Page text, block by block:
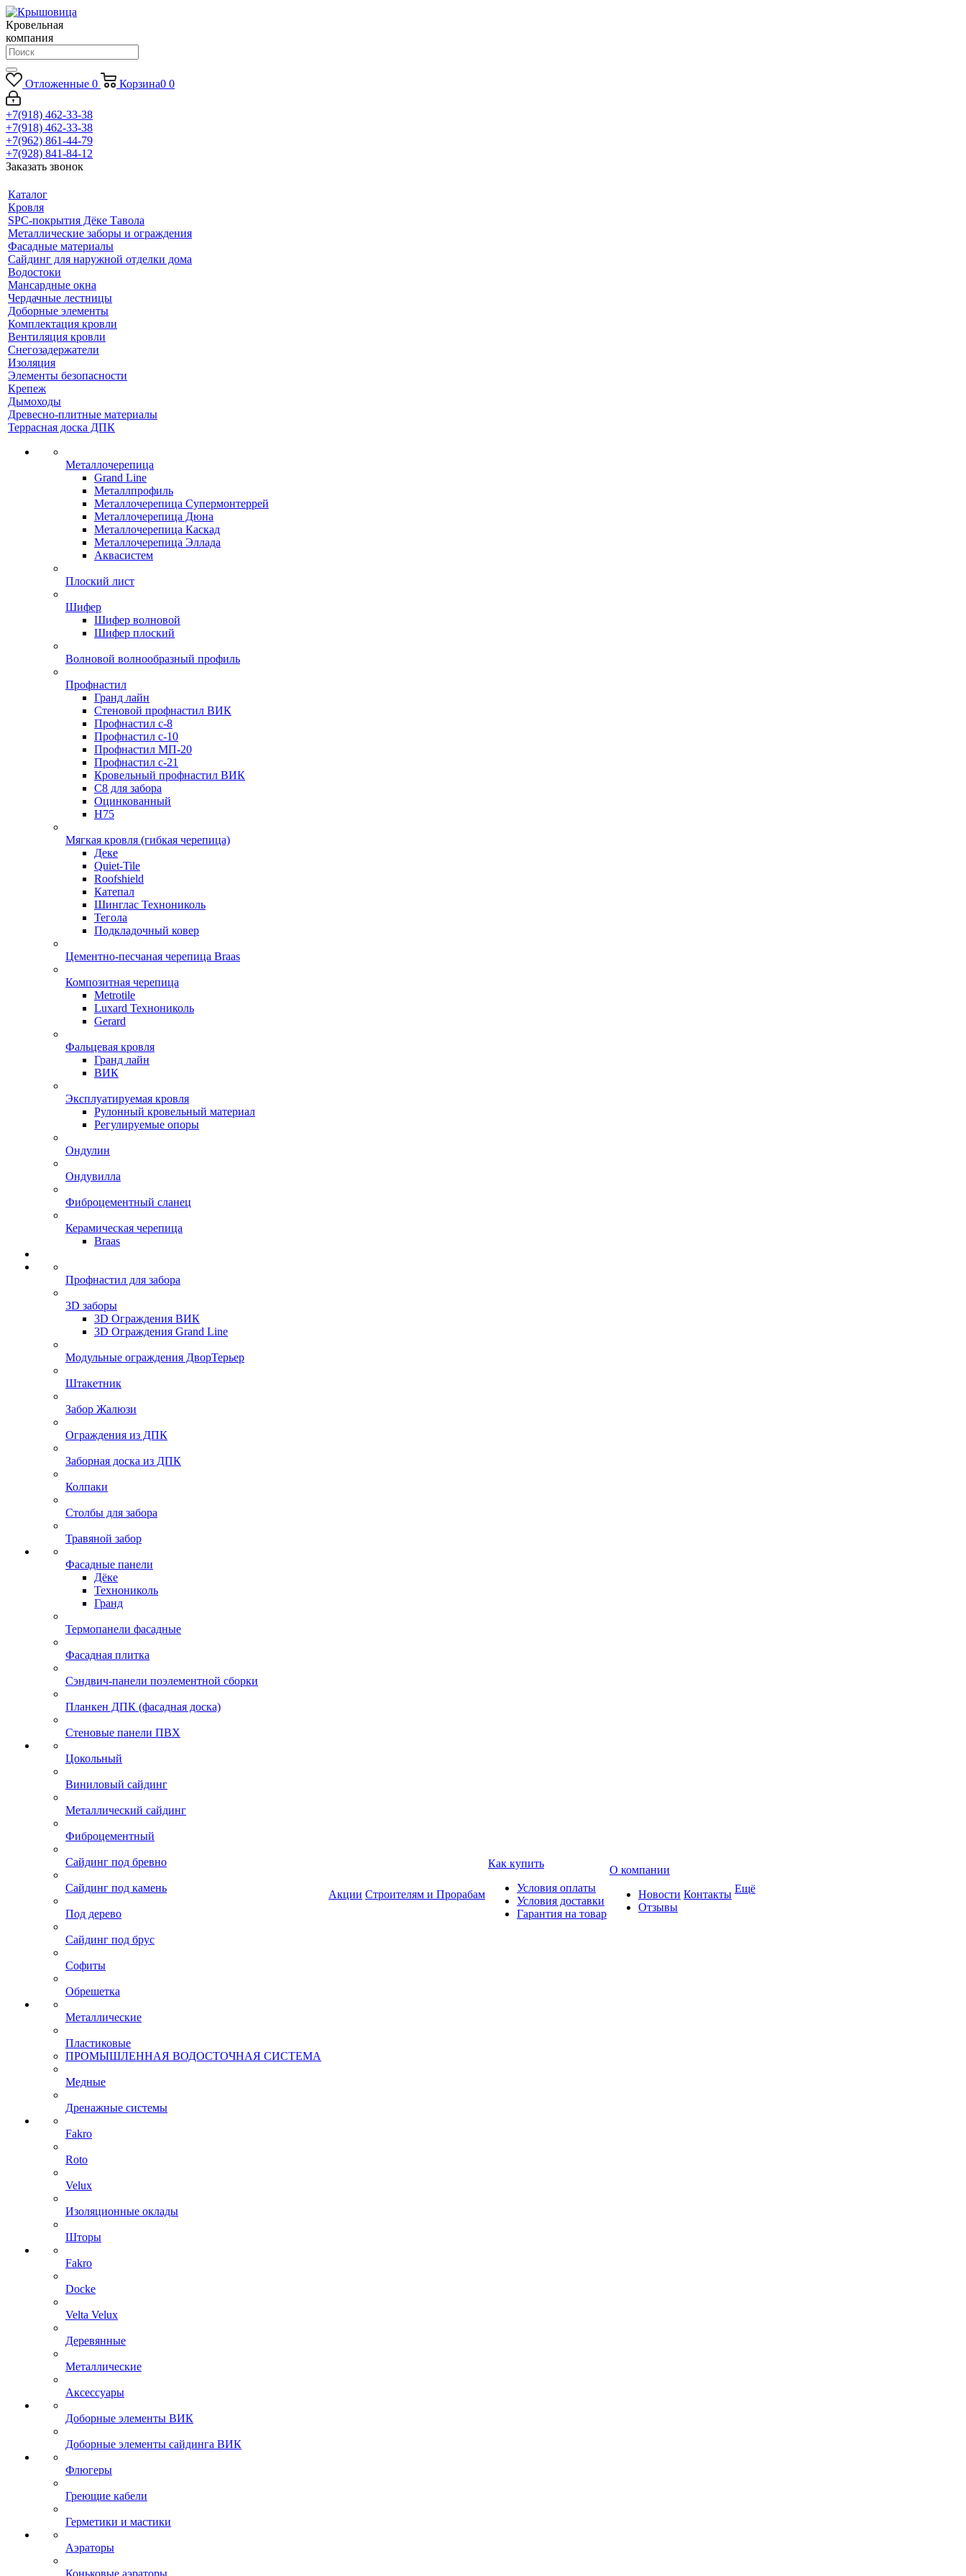
Кровельная
компания
Отложенные 0 Корзина0 0
+7(918) 462-33-38
+7(918) 462-33-38
+7(962) 861-44-79
+7(928) 841-84-12
Заказать звонок
Каталог
Кровля
SPC-покрытия Дёке Тавола
Металлические заборы и ограждения
Фасадные материалы
Сайдинг для наружной отделки дома
Водостоки
Мансардные окна
Чердачные лестницы
Доборные элементы
Комплектация кровли
Вентиляция кровли
Снегозадержатели
Изоляция
Элементы безопасности
Крепеж
Дымоходы
Древесно-плитные материалы
Террасная доска ДПК
Металлочерепица
Grand Line
Металлпрофиль
Металлочерепица Супермонтеррей
Металлочерепица Дюна
Металлочерепица Каскад
Металлочерепица Эллада
Аквасистем
Плоский лист
Шифер
Шифер волновой
Шифер плоский
Волновой волнообразный профиль
Профнастил
Гранд лайн
Стеновой профнастил ВИК
Профнастил с-8
Профнастил с-10
Профнастил МП-20
Профнастил с-21
Кровельный профнастил ВИК
С8 для забора
Оцинкованный
Н75
Мягкая кровля (гибкая черепица)
Деке
Quiet-Tile
Roofshield
Катепал
Шинглас Технониколь
Тегола
Подкладочный ковер
Цементно-песчаная черепица Braas
Композитная черепица
Metrotile
Luxard Технониколь
Gerard
Фальцевая кровля
Гранд лайн
ВИК
Эксплуатируемая кровля
Рулонный кровельный материал
Регулируемые опоры
Ондулин
Ондувилла
Фиброцементный сланец
Керамическая черепица
Braas
Профнастил для забора
3D заборы
3D Ограждения ВИК
3D Ограждения Grand Line
Модульные ограждения ДворТерьер
Штакетник
Забор Жалюзи
Ограждения из ДПК
Заборная доска из ДПК
Колпаки
Столбы для забора
Травяной забор
Фасадные панели
Дёке
Технониколь
Гранд
Термопанели фасадные
Фасадная плитка
Сэндвич-панели поэлементной сборки
Планкен ДПК (фасадная доска)
Стеновые панели ПВХ
Цокольный
Виниловый сайдинг
Металлический сайдинг
Фиброцементный
Сайдинг под бревно
Сайдинг под камень
Под дерево
Сайдинг под брус
Софиты
Обрешетка
Металлические
Пластиковые
ПРОМЫШЛЕННАЯ ВОДОСТОЧНАЯ СИСТЕМА
Медные
Дренажные системы
Fakro
Roto
Velux
Изоляционные оклады
Шторы
Fakro
Docke
Velta Velux
Деревянные
Металлические
Аксессуары
Доборные элементы ВИК
Доборные элементы сайдинга ВИК
Флюгеры
Греющие кабели
Герметики и мастики
Аэраторы
Коньковые аэраторы
Акции Строителям и Прорабам
Как купить
Условия оплаты
Условия доставки
Гарантия на товар
О компании
Новости
Отзывы
Контакты Ещё